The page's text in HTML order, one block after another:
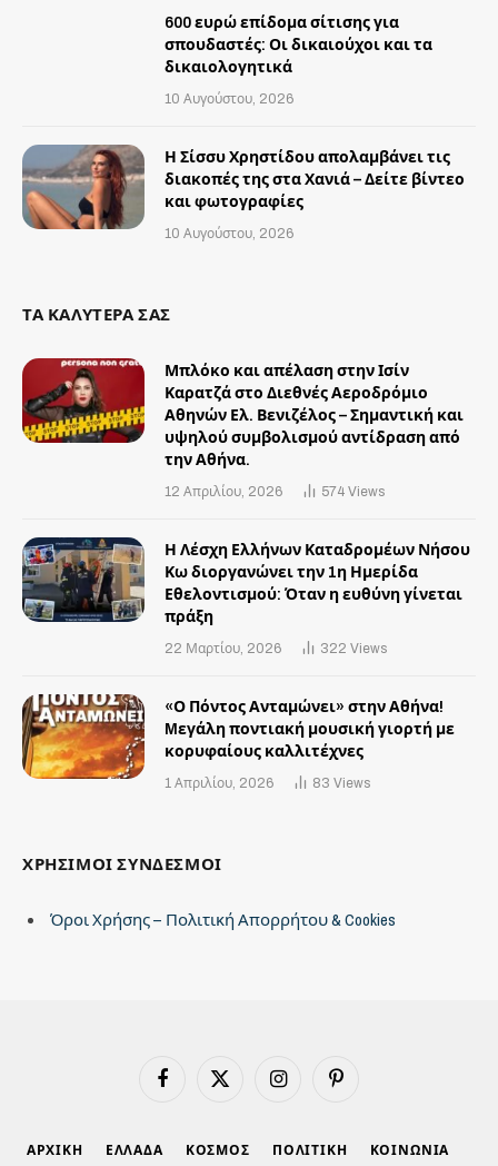
600 ευρώ επίδομα σίτισης για
σπουδαστές: Οι δικαιούχοι και τα
δικαιολογητικά
10 Αυγούστου, 2026
Η Σίσσυ Χρηστίδου απολαμβάνει τις
διακοπές της στα Χανιά – Δείτε βίντεο
και φωτογραφίες
10 Αυγούστου, 2026
ΤΑ ΚΑΛΥΤΕΡΑ ΣΑΣ
Μπλόκο και απέλαση στην Ισίν
Καρατζά στο Διεθνές Αεροδρόμιο
Αθηνών Ελ. Βενιζέλος – Σημαντική και
υψηλού συμβολισμού αντίδραση από
την Αθήνα.
12 Απριλίου, 2026 574 Views
Η Λέσχη Ελλήνων Καταδρομέων Νήσου
Κω διοργανώνει την 1η Ημερίδα
Εθελοντισμού: Όταν η ευθύνη γίνεται
πράξη
22 Μαρτίου, 2026 322 Views
«Ο Πόντος Ανταμώνει» στην Αθήνα!
Mεγάλη ποντιακή μουσική γιορτή με
κορυφαίους καλλιτέχνες
1 Απριλίου, 2026 83 Views
ΧΡΗΣΙΜΟΙ ΣΥΝΔΕΣΜΟΙ
Όροι Χρήσης – Πολιτική Απορρήτου & Cookies
Facebook X
Instagram Pinterest
ΑΡΧΙΚΗ ΕΛΛΑΔΑ ΚΟΣΜΟΣ ΠΟΛΙΤΙΚΗ ΚΟΙΝΩΝΙΑ